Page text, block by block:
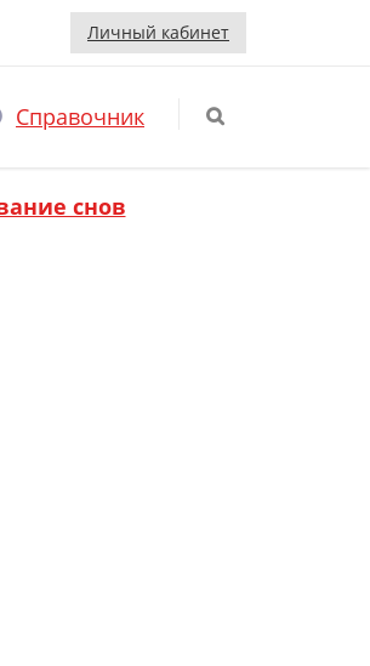
Личный кабинет
Справочник
снов